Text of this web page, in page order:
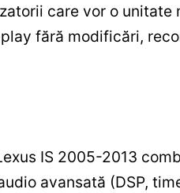
care vor o
fără modificări,
IS 2005-2013
avansată (DSP,